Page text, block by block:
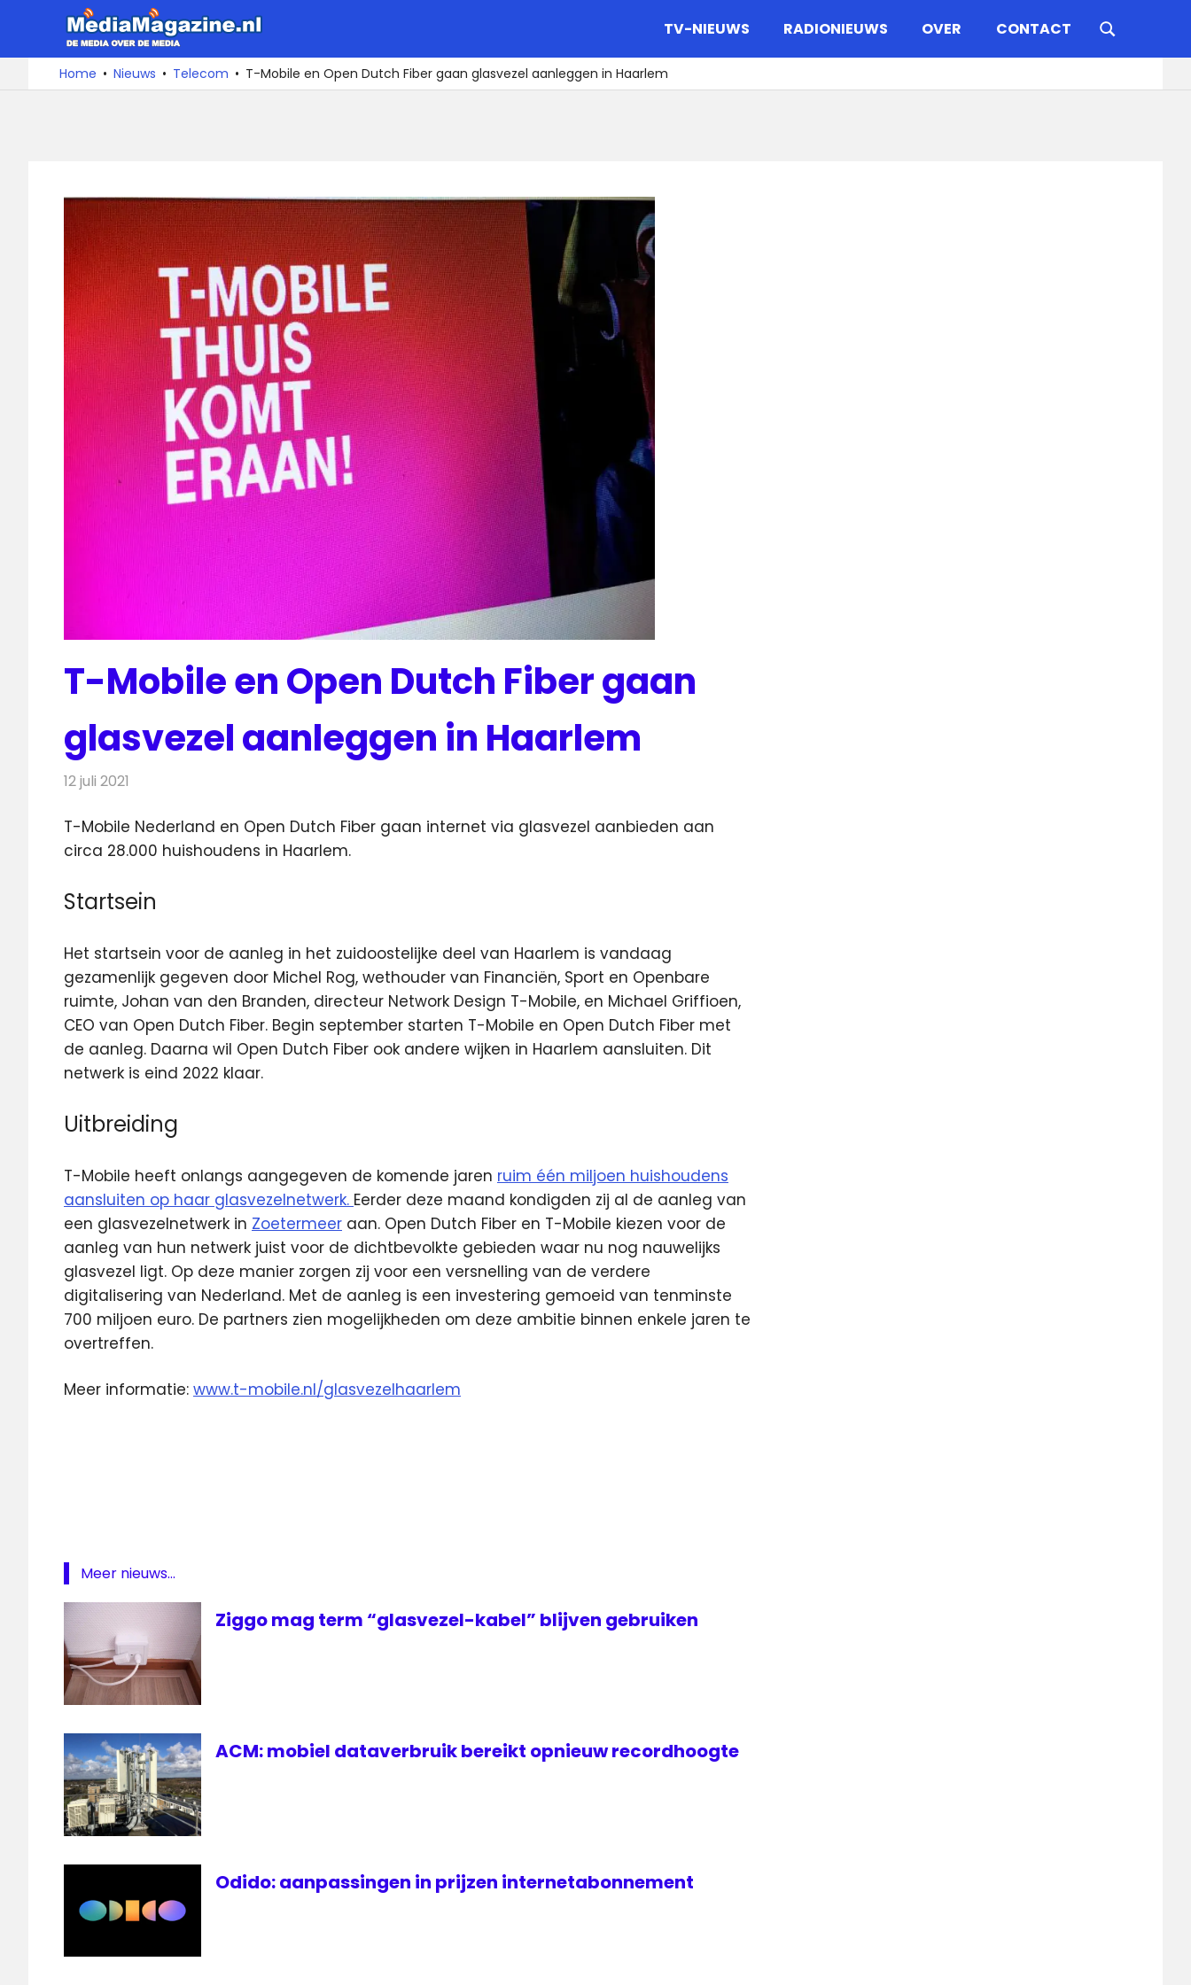
de
De
media
over
TV-NIEUWS RADIONIEUWS OVER CONTACT
Home Nieuws Telecom T-Mobile en Open Dutch Fiber gaan glasvezel aanleggen in Haarlem
T-Mobile en Open Dutch Fiber gaan
glasvezel aanleggen in Haarlem
12 juli 2021
T-Mobile Nederland en Open Dutch Fiber gaan internet via glasvezel aanbieden aan
circa 28.000 huishoudens in Haarlem.
Startsein
Het startsein voor de aanleg in het zuidoostelijke deel van Haarlem is vandaag
gezamenlijk gegeven door Michel Rog, wethouder van Financiën, Sport en Openbare
ruimte, Johan van den Branden, directeur Network Design T-Mobile, en Michael Griffioen,
CEO van Open Dutch Fiber. Begin september starten T-Mobile en Open Dutch Fiber met
de aanleg. Daarna wil Open Dutch Fiber ook andere wijken in Haarlem aansluiten. Dit
netwerk is eind 2022 klaar.
Uitbreiding
T-Mobile heeft onlangs aangegeven de komende jaren ruim één miljoen huishoudens
aansluiten op haar glasvezelnetwerk. Eerder deze maand kondigden zij al de aanleg van
een glasvezelnetwerk in Zoetermeer aan. Open Dutch Fiber en T-Mobile kiezen voor de
aanleg van hun netwerk juist voor de dichtbevolkte gebieden waar nu nog nauwelijks
glasvezel ligt. Op deze manier zorgen zij voor een versnelling van de verdere
digitalisering van Nederland. Met de aanleg is een investering gemoeid van tenminste
700 miljoen euro. De partners zien mogelijkheden om deze ambitie binnen enkele jaren te
overtreffen.
Meer informatie: www.t-mobile.nl/glasvezelhaarlem
Mobile
Meer nieuws...
Ziggo mag term “glasvezel-kabel” blijven gebruiken
ACM: mobiel dataverbruik bereikt opnieuw recordhoogte
Odido: aanpassingen in prijzen internetabonnement